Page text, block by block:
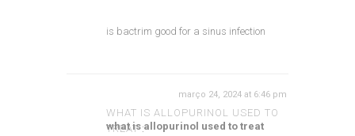
is bactrim good for a sinus infection
WHAT IS ALLOPURINOL USED TO
TREAT:
março 24, 2024 at 6:46 pm
what is allopurinol used to treat